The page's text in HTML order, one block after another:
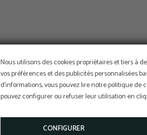
Nous utilisons des cookies propriétaires et tiers à
vos préférences et des publicités personnalisées
d'informations, vous pouvez lire notre politique de
pouvez configurer ou refuser leur utilisation en
CONFIGURER
LISBONNE,